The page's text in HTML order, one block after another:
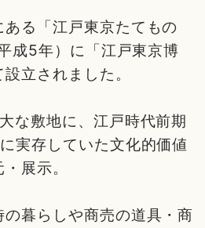
る「江戸東京たてもの
成5年）に「江戸東京博
立されました。
な敷地に、江戸時代前期
実存していた文化的価値
展示。
暮らしや商売の道具・商